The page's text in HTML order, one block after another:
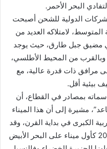
البحر الأحمر.
الدولية للشحن أصبحت
لامتلاكه العديد من
في مضيق جبل طارق، حيث يوجد
من المحيط الأطلسي،
مرافق ذات قدرة عالية، مع
بيئية أقل.
بمصادر في القطاع، أن
مشيرة إلى أن هذا الميناء
الكبرى في بداية القرن، وقد
وضع نفسه بالفعل في نهاية عام 2023 كأول ميناء على البحر الأبيض